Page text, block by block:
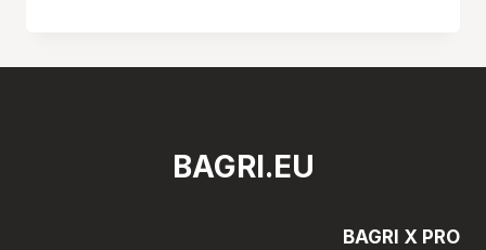
BAGRI.EU
BAGRI X PRO